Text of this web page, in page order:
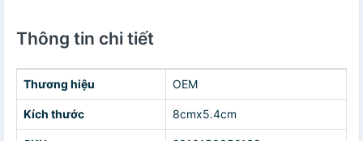
Thông tin chi tiết
Thương hiệu OEM
Kích thước 8cmx5.4cm